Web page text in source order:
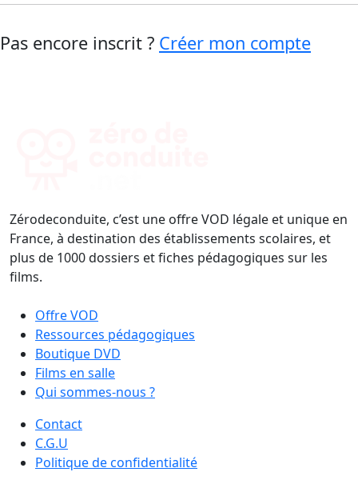
Pas encore inscrit ? Créer mon compte
Zérodeconduite, c’est une offre VOD légale et unique en
France, à destination des établissements scolaires, et
plus de 1000 dossiers et fiches pédagogiques sur les
films.
Offre VOD
Ressources pédagogiques
Boutique DVD
Films en salle
Qui sommes-nous ?
Contact
C.G.U
Politique de confidentialité